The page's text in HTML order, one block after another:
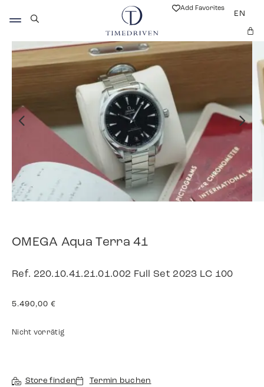
Add Favorites
EN
OMEGA Aqua Terra 41
Ref. 220.10.41.21.01.002 Full Set 2023 LC 100
5.490,00 €
Nicht vorrätig
Store finden Termin buchen